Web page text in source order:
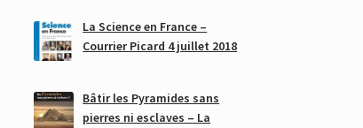
La Science en France –
Courrier Picard 4 juillet 2018
Bâtir les Pyramides sans
pierres ni esclaves – La